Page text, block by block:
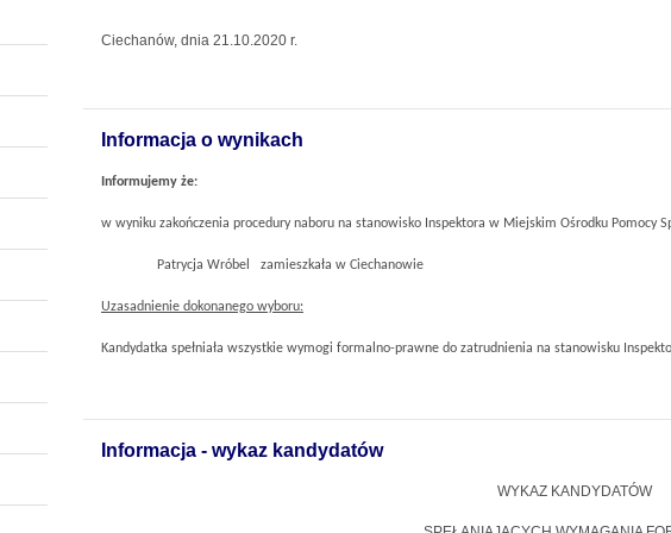
Ciechanów, dnia 21.10.2020 r.
Informacja o wynikach
Informujemy że:
w wyniku zakończenia procedury naboru na stanowisko Inspektora w Miejskim Ośrodku Pomocy
Patrycja Wróbel zamieszkała w Ciechanowie
Uzasadnienie dokonanego wyboru:
Kandydatka spełniała wszystkie wymogi formalno-prawne do zatrudnienia na stanowisku
Informacja - wykaz kandydatów
WYKAZ KANDYDATÓW